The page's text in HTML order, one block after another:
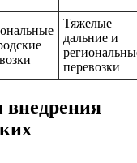
Тяжелые
дальние и
перевозки